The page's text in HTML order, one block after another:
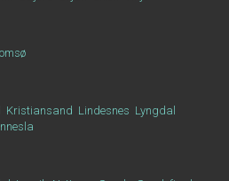
Kristiansand Lindesnes Lyngdal